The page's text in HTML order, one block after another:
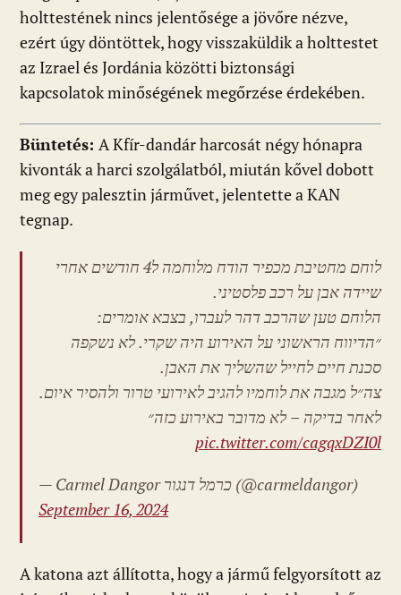
holttestének nincs jelentősége a jövőre nézve,
ezért úgy döntöttek, hogy visszaküldik a holttestet
az Izrael és Jordánia közötti biztonsági
kapcsolatok minőségének megőrzése érdekében.
Büntetés: A Kfír-dandár harcosát négy hónapra
kivonták a harci szolgálatból, miután kővel dobott
meg egy palesztin járművet, jelentette a KAN
tegnap.
לוחם מחטיבת מכפיר הודח מלוחמה ל4 חודשים אחרי
שיידה אבן על רכב פלסטיני.
הלוחם טען שהרכב דהר לעברו, בצבא אומרים:
״הדיווח הראשוני על האירוע היה שקרי. לא נשקפה
סכנת חיים לחייל שהשליך את האבן.
צה״ל מגבה את לוחמיו להגיב לאירועי טרור ולהסיר איום.
לאחר בדיקה – לא מדובר באירוע כזה״
pic.twitter.com/cagqxDZI0l
— Carmel Dangor כרמל דנגור (@carmeldangor)
September 16, 2024
A katona azt állította, hogy a jármű felgyorsított az